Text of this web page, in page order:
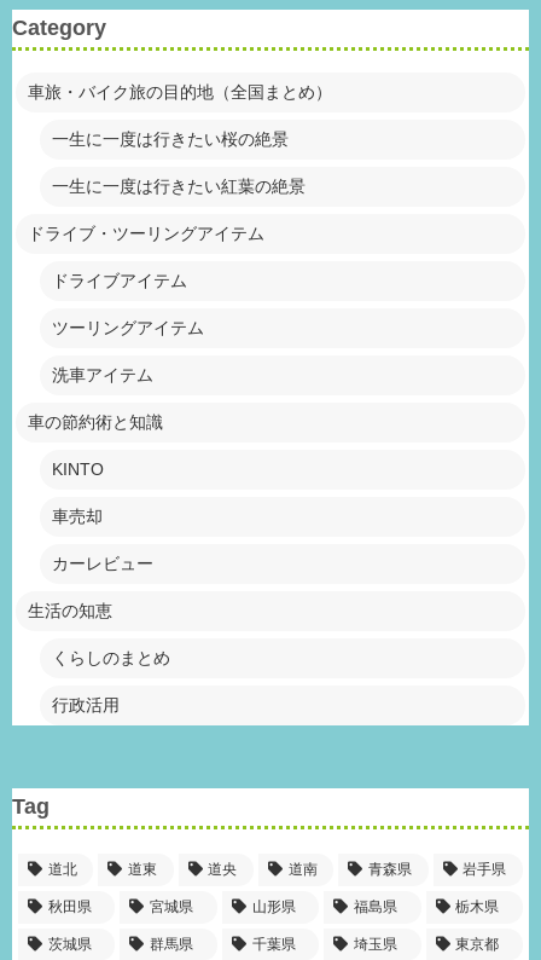
Category
車旅・バイク旅の目的地（全国まとめ）
一生に一度は行きたい桜の絶景
一生に一度は行きたい紅葉の絶景
ドライブ・ツーリングアイテム
ドライブアイテム
ツーリングアイテム
洗車アイテム
車の節約術と知識
KINTO
車売却
カーレビュー
生活の知恵
くらしのまとめ
行政活用
Tag
道北 道東 道央 道南 青森県 岩手県
秋田県 宮城県 山形県 福島県 栃木県
茨城県 群馬県 千葉県 埼玉県 東京都